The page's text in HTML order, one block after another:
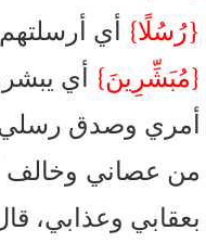
{رُسُلًا} أي
{مُبَشِّرِينَ} أي
أمري وصدق رسلي
من عصاني
بعقابي وعذابي،